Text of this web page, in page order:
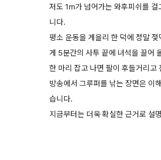
저도 1m가 넘어가는 와후피쉬를 걸
니다.
평소 운동을 게을리 한 덕에 정말
게 5분간의 사투 끝에 녀석을 끌어
한 마리 잡고 나면 팔이 후들거리고
방송에서 그루퍼를 낚는 장면은 이
습니다.
지금부터는 더욱 확실한 근거로 설